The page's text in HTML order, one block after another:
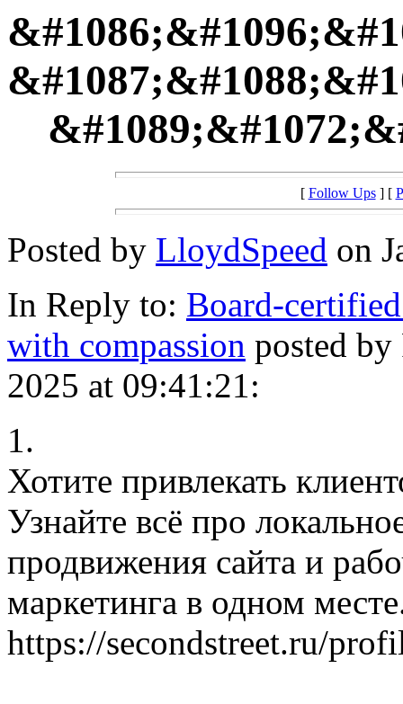
[ Follow Ups] [
Posted by LloydSpeed on
In Reply to: Board-
with compassion posted
2025 at 09:41:21:
1.
Хотите привлекать
Узнайте всё про
продвижения сайта и
маркетинга в одном
https://secondstreet.ru/